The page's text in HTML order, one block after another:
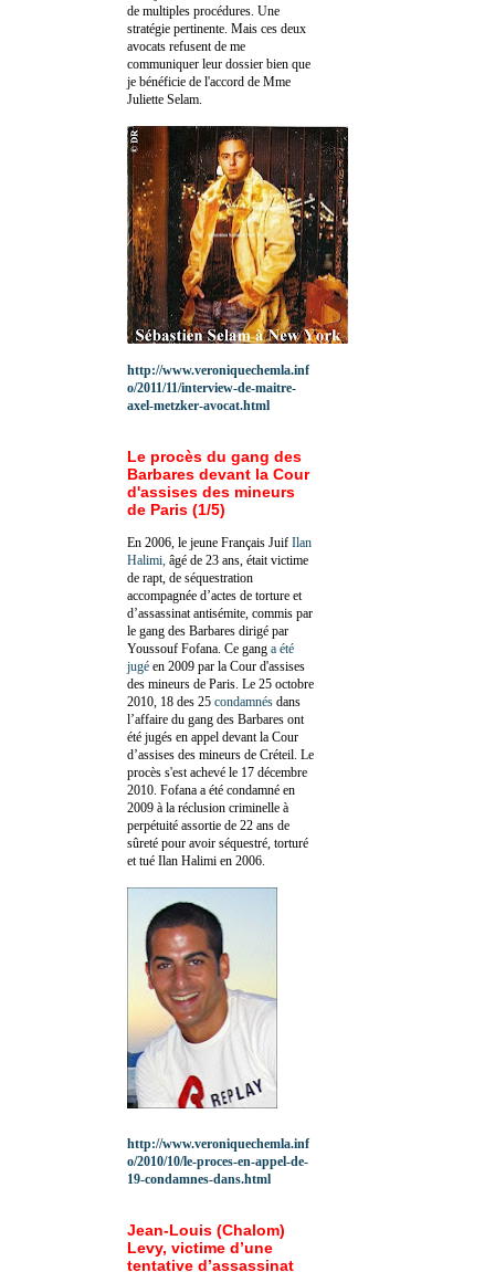
de multiples procédures. Une
stratégie pertinente. Mais ces deux
avocats refusent de me
communiquer leur dossier bien que
je bénéficie de l'accord de Mme
Juliette Selam.
http://www.veroniquechemla.inf
o/2011/11/interview-de-maitre-
axel-metzker-avocat.html
Le procès du gang des
Barbares devant la Cour
d'assises des mineurs
de Paris (1/5)
En 2006, le jeune Français Juif Ilan
Halimi, âgé de 23 ans, était victime
de rapt, de séquestration
accompagnée d’actes de torture et
d’assassinat antisémite, commis par
le gang des Barbares dirigé par
Youssouf Fofana. Ce gang a été
jugé en 2009 par la Cour d'assises
des mineurs de Paris. Le 25 octobre
2010, 18 des 25 condamnés dans
l’affaire du gang des Barbares ont
été jugés en appel devant la Cour
d’assises des mineurs de Créteil. Le
procès s'est achevé le 17 décembre
2010. Fofana a été condamné en
2009 à la réclusion criminelle à
perpétuité assortie de 22 ans de
sûreté pour avoir séquestré, torturé
et tué Ilan Halimi en 2006.
http://www.veroniquechemla.inf
o/2010/10/le-proces-en-appel-de-
19-condamnes-dans.html
Jean-Louis (Chalom)
Levy, victime d’une
tentative d’assassinat